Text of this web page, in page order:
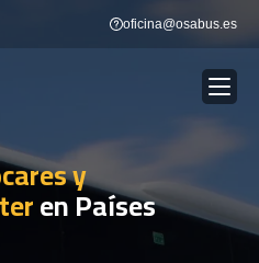
oficina@osabus.es
Show dropdown
y
en Países